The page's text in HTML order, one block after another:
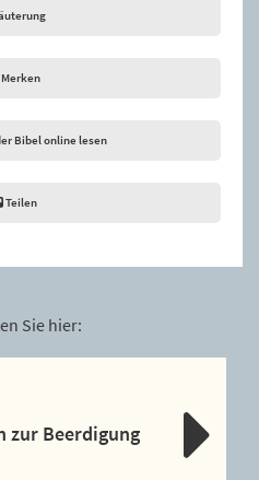
Bibel online lesen
Teilen
Sie hier:
zur Beerdigung